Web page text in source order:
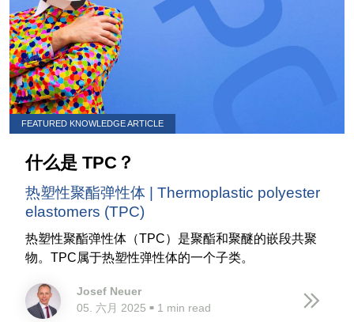
FEATURED KNOWLEDGE ARTICLE
什么是 TPC？
热塑性聚酯弹性体 | Thermoplastic polyester
elastomers (TPC)
热塑性聚酯弹性体（TPC）是聚酯和聚醚的嵌段共聚
物。TPC属于热塑性弹性体的一个子类。
Josef Neuer
05. 六月 2025 ■ 1 min read